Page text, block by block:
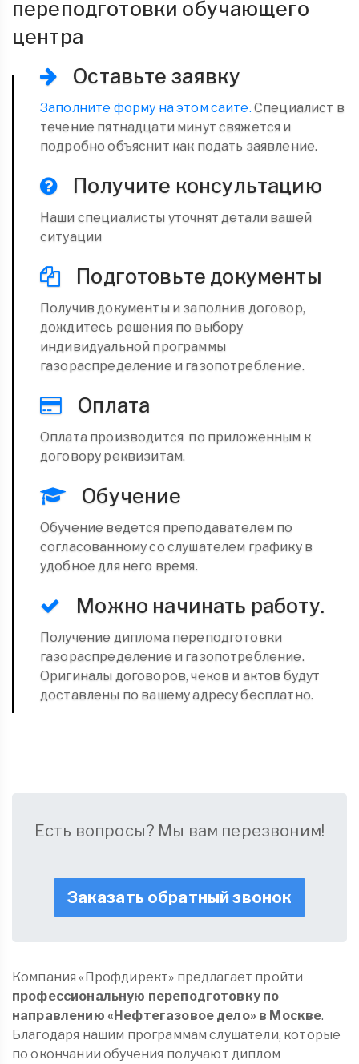
переподготовки обучающего
центра
Оставьте заявку
Заполните форму на этом сайте. Специалист в
течение пятнадцати минут свяжется и
подробно объяснит как подать заявление.
Получите консультацию
Наши специалисты уточнят детали вашей
ситуации
Подготовьте документы
Получив документы и заполнив договор,
дождитесь решения по выбору
индивидуальной программы
газораспределение и газопотребление.
Оплата
Оплата производится по приложенным к
договору реквизитам.
Обучение
Обучение ведется преподавателем по
согласованному со слушателем графику в
удобное для него время.
Можно начинать работу.
Получение диплома переподготовки
газораспределение и газопотребление.
Оригиналы договоров, чеков и актов будут
доставлены по вашему адресу бесплатно.
Есть вопросы? Мы вам перезвоним!
Заказать обратный звонок
Компания «Профдирект» предлагает пройти
профессиональную переподготовку по
направлению «Нефтегазовое дело» в Москве.
Благодаря нашим программам слушатели, которые
по окончании обучения получают диплом